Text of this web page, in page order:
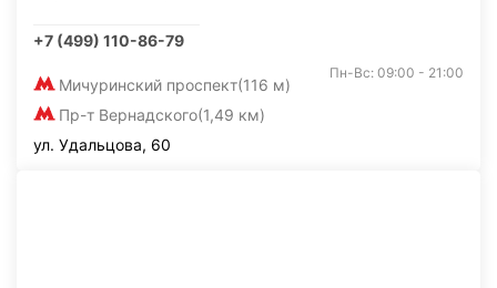
+7 (499) 110-86-79
Мичуринский проспект(116 м)
Пр-т Вернадского(1,49 км)
Пн-Вс: 09:00 - 21:00
ул. Удальцова, 60